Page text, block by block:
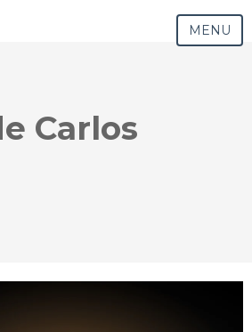
MENU
Carlos